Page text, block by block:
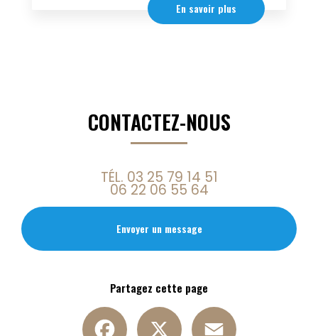
En savoir plus
CONTACTEZ-NOUS
TÉL. 03 25 79 14 51
06 22 06 55 64
Envoyer un message
Partagez cette page
Facebook